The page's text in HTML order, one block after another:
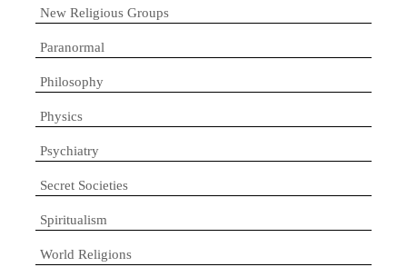
New Religious Groups
Paranormal
Philosophy
Physics
Psychiatry
Secret Societies
Spiritualism
World Religions